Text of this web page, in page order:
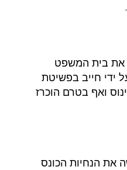
את בית המשפט
ידי חייב בפשיטת
ואף בטרם הוכרז
את הנחיות הכונס